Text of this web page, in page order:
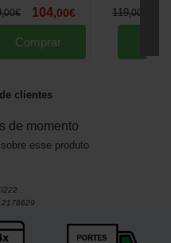
,00€ 104,00€
Comprar
119,00
clientes
de momento
esse produto